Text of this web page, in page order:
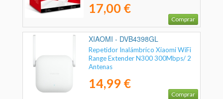
- 3 ANTENAS EXTERNAS
17,00 €
Comprar
XIAOMI - DVB4398GL
Repetidor Inalámbrico Xiaomi WiFi
Range Extender N300 300Mbps/ 2
Antenas
14,99 €
Comprar